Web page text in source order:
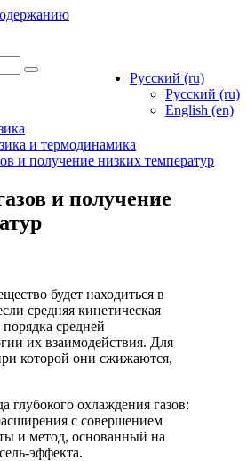
Русский ‎(ru)‎
Русский ‎(ru)‎
English ‎(en)‎
и термодинамика
и получение низких температур
и получение
будет находиться в
средняя кинетическая
средней
их взаимодействия. Для
которой они сжижаются,
глубокого охлаждения газов:
с совершением
и метод, основанный на
эффекта.